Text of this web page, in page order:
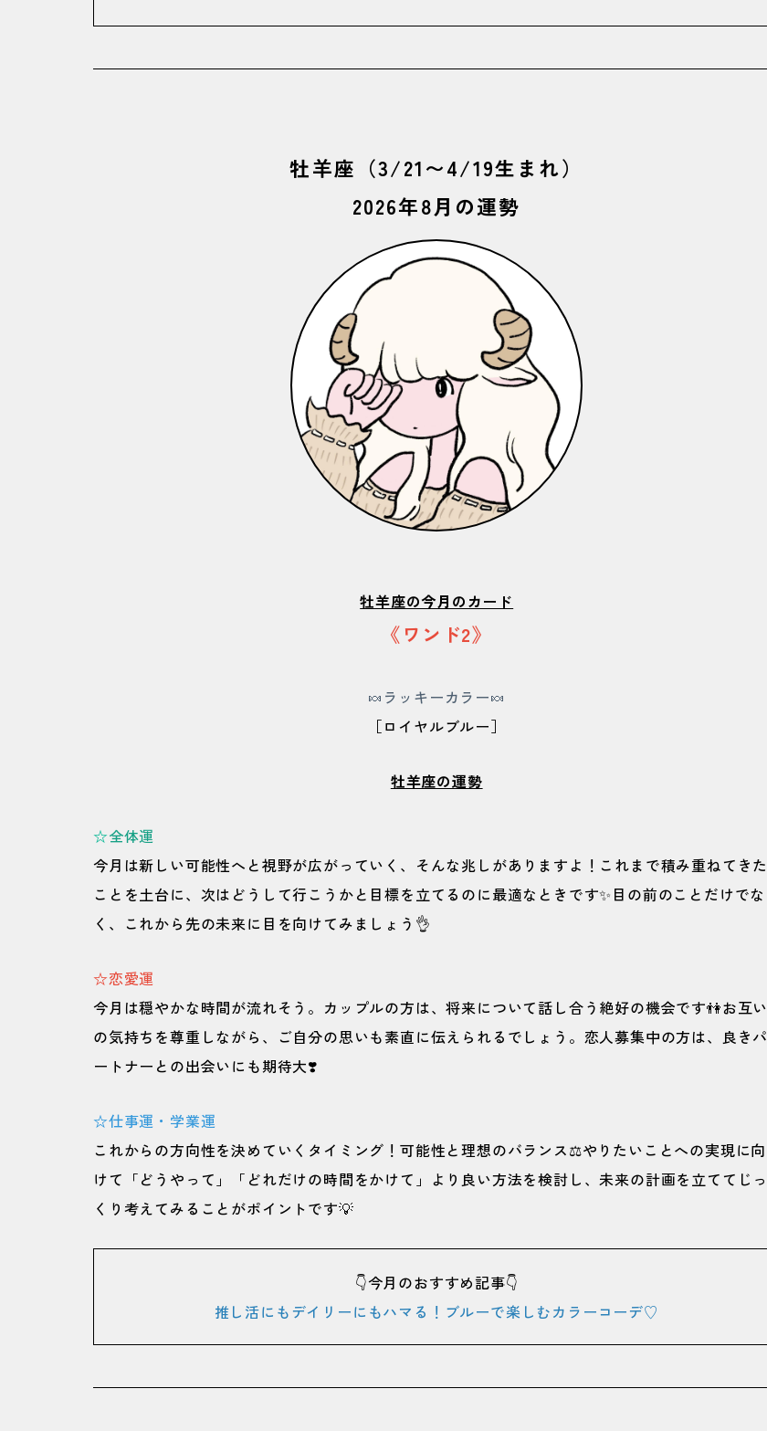
牡羊座（3/21〜4/19生まれ）
2026年8月の運勢
牡羊座の今月のカード
《ワンド2》
🍬ラッキーカラー🍬
［ロイヤルブルー］
牡羊座の運勢
☆全体運
今月は新しい可能性へと視野が広がっていく、そんな兆しがありますよ！これまで積み重ねてきた
ことを土台に、次はどうして行こうかと目標を立てるのに最適なときです✨目の前のことだけでな
く、これから先の未来に目を向けてみましょう👌
☆恋愛運
今月は穏やかな時間が流れそう。カップルの方は、将来について話し合う絶好の機会です👫お互い
の気持ちを尊重しながら、ご自分の思いも素直に伝えられるでしょう。恋人募集中の方は、良きパ
ートナーとの出会いにも期待大❣️
☆仕事運・学業運
これからの方向性を決めていくタイミング！可能性と理想のバランス⚖️やりたいことへの実現に向
けて「どうやって」「どれだけの時間をかけて」より良い方法を検討し、未来の計画を立ててじっ
くり考えてみることがポイントです💡
👇今月のおすすめ記事👇
推し活にもデイリーにもハマる！ブルーで楽しむカラーコーデ♡